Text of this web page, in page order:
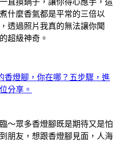
什麼香氣都是平常的三倍以
透過照片我真的無法讓你聞
超級神奇。
香燈腳，你在哪？五步驟，進
分享。
～眾多香燈腳既是期待又是怕
朋友，想跟香燈腳見面，人海